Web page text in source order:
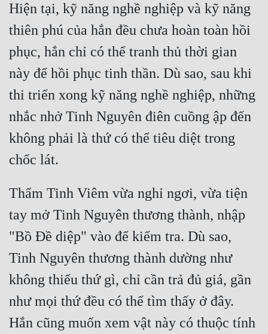
Hiện tại, kỹ năng nghề nghiệp và kỹ năng
thiên phú của hắn đều chưa hoàn toàn hồi
phục, hắn chỉ có thể tranh thủ thời gian
này để hồi phục tinh thần. Dù sao, sau khi
thi triển xong kỹ năng nghề nghiệp, những
nhắc nhở Tinh Nguyên điên cuồng ập đến
không phải là thứ có thể tiêu diệt trong
Thẩm Tinh Viêm vừa nghỉ ngơi, vừa tiện
tay mở Tinh Nguyên thương thành, nhập
"Bồ Đề diệp" vào để kiểm tra. Dù sao,
Tinh Nguyên thương thành dường như
không thiếu thứ gì, chỉ cần trả đủ giá, gần
như mọi thứ đều có thể tìm thấy ở đây.
Hắn cũng muốn xem vật này có thuộc tính